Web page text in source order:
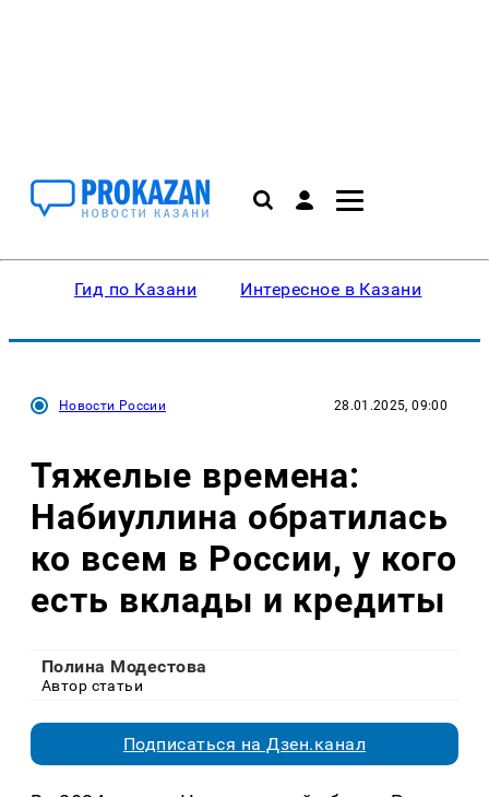
Гид по Казани Интересное в Казани
Новости России 28.01.2025, 09:00
Тяжелые времена:
Набиуллина обратилась
ко всем в России, у кого
есть вклады и кредиты
Полина Модестова
Автор статьи
Подписаться на Дзен.канал